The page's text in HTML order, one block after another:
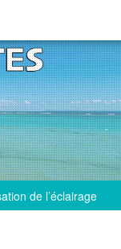
de l’éclairage